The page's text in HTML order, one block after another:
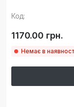
Код:
1170.00 грн.
Немає в